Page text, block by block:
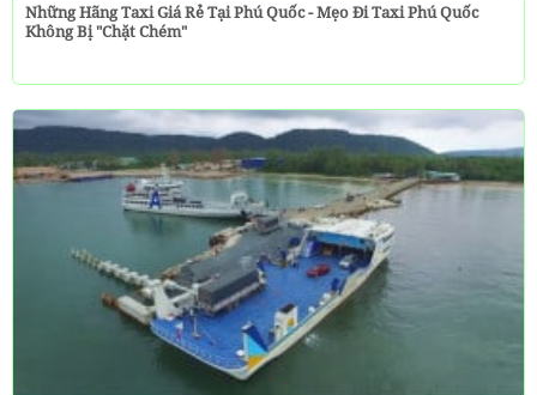
Những Hãng Taxi Giá Rẻ Tại Phú Quốc - Mẹo Đi Taxi Phú Quốc
Không Bị "chặt Chém"